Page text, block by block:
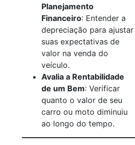
Planejamento
Financeiro: Entender a
depreciação para ajustar
suas expectativas de
valor na venda do
veículo.
Avalia a Rentabilidade
de um Bem: Verificar
quanto o valor de seu
carro ou moto diminuiu
ao longo do tempo.